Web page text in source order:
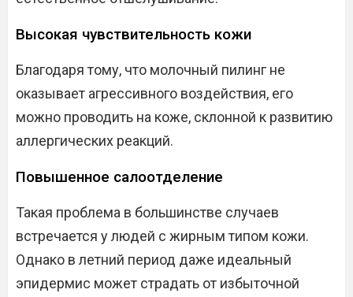
Высокая чувствительность кожи
Благодаря тому, что молочный пилинг не
оказывает агрессивного воздействия, его
можно проводить на коже, склонной к развитию
аллергических реакций.
Повышенное салоотделение
Такая проблема в большинстве случаев
встречается у людей с жирным типом кожи.
Однако в летний период даже идеальный
эпидермис может страдать от избыточной